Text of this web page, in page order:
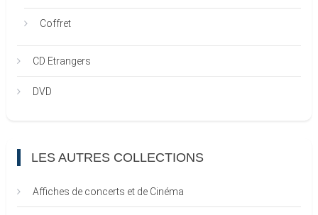
Coffret
CD Etrangers
DVD
LES AUTRES COLLECTIONS
Affiches de concerts et de Cinéma